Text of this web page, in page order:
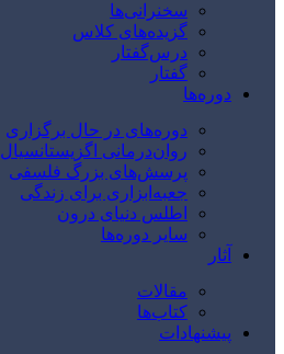
سخنرانی‌ها
گزیده‌های کلاس
درس‌گفتار
گفتار
دوره‌ها
دوره‌های در حال برگزاری
روان‌درمانی اگزیستانسیال
پرسش‌های بزرگ فلسفی
جعبه‌ابزاری برای زندگی
اطلس دنیای درون
سایر دوره‌ها
آثار
مقالات
کتاب‌ها
پیشنهادات